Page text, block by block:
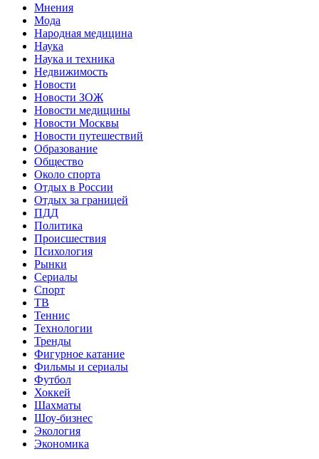
Мнения
Мода
Народная медицина
Наука
Наука и техника
Недвижимость
Новости
Новости ЗОЖ
Новости медицины
Новости Москвы
Новости путешествий
Образование
Общество
Около спорта
Отдых в России
Отдых за границей
ПДД
Политика
Происшествия
Психология
Рынки
Сериалы
Спорт
ТВ
Теннис
Технологии
Тренды
Фигурное катание
Фильмы и сериалы
Футбол
Хоккей
Шахматы
Шоу-бизнес
Экология
Экономика